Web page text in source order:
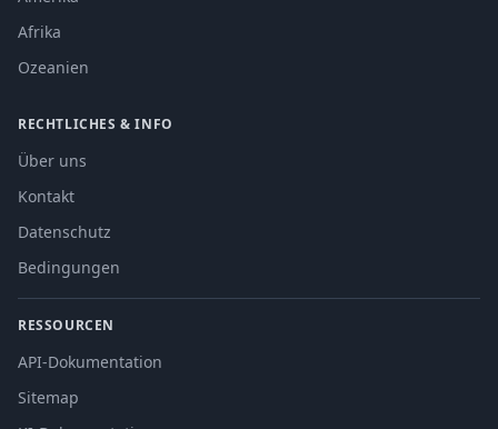
Afrika
Ozeanien
RECHTLICHES & INFO
Über uns
Kontakt
Datenschutz
Bedingungen
RESSOURCEN
API-Dokumentation
Sitemap